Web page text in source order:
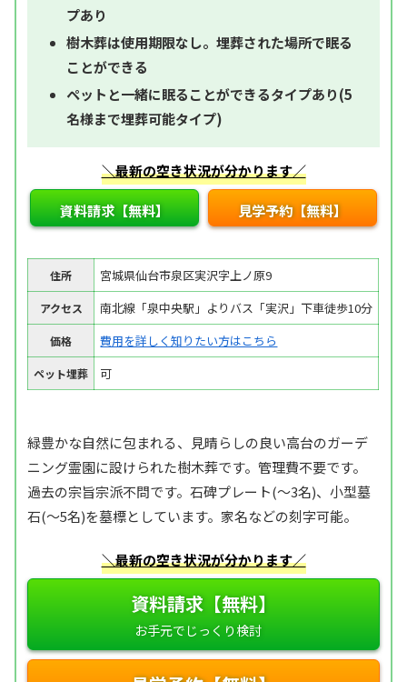
プあり
樹木葬は使用期限なし。埋葬された場所で眠る
ことができる
ペットと一緒に眠ることができるタイプあり(5
名様まで埋葬可能タイプ)
＼最新の空き状況が分かります／
資料請求【無料】 見学予約【無料】
住所 宮城県仙台市泉区実沢字上ノ原9
アクセス 南北線「泉中央駅」よりバス「実沢」下車徒歩10分
価格 費用を詳しく知りたい方はこちら
ペット埋葬 可
緑豊かな自然に包まれる、見晴らしの良い高台のガーデ
ニング霊園に設けられた樹木葬です。管理費不要です。
過去の宗旨宗派不問です。石碑プレート(～3名)、小型墓
石(～5名)を墓標としています。家名などの刻字可能。
＼最新の空き状況が分かります／
資料請求【無料】